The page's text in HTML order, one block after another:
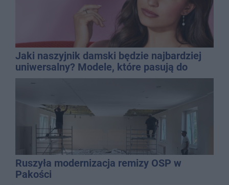
Jaki naszyjnik damski będzie najbardziej
uniwersalny? Modele, które pasują do
wielu stylizacji
Ruszyła modernizacja remizy OSP w
Pakości